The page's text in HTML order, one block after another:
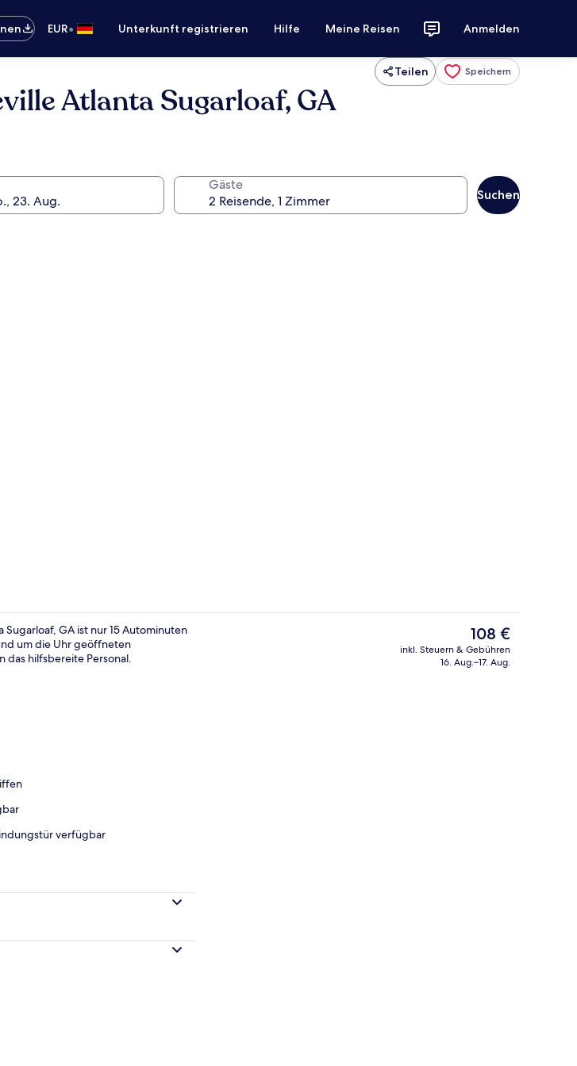
EUR• Unterkunft registrieren Hilfe Meine Reisen Anmelden
Teilen Speichern
Atlanta Sugarloaf, GA
Gäste
Suchen
Schreibtisch, laptopgeeigneter Arbeitsplatz, Verdunkelungsvorhänge
Außenbereich
GA ist nur 15 Autominuten
um die Uhr geöffneten
das hilfsbereite Personal.
verfügbar
Der
aktuelle
Preis
108 €
inkl. Steuern & Gebühren
16. Aug.–17. Aug.